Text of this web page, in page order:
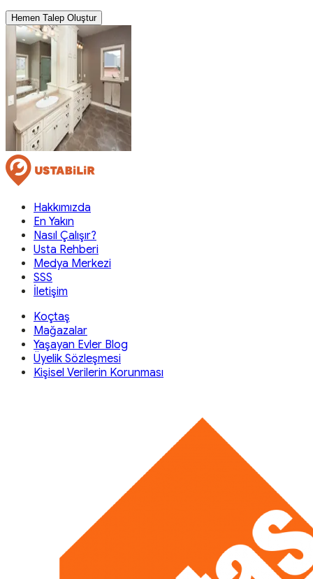
Hemen Talep Oluştur
Hakkımızda
En Yakın
Nasıl Çalışır?
Usta Rehberi
Medya Merkezi
SSS
İletişim
Koçtaş
Mağazalar
Yaşayan Evler Blog
Üyelik Sözleşmesi
Kişisel Verilerin Korunması